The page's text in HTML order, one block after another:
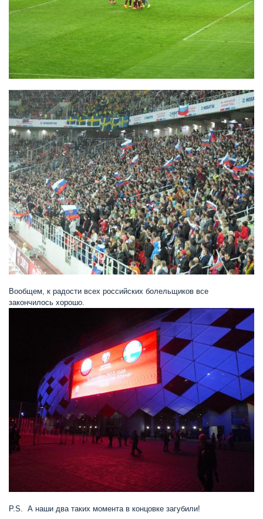
Вообщем, к радости всех российских болельщиков все
закончилось хорошо.
P.S. А наши два таких момента в концовке загубили!